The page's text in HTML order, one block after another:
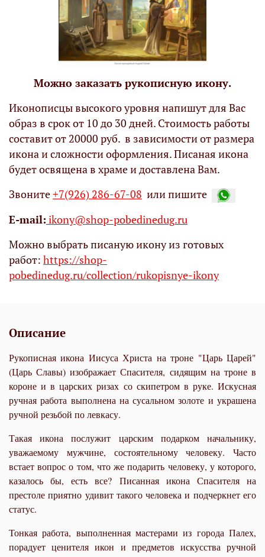
Можно заказать рукописную икону.
Иконописцы высокого уровня напишут для Вас
образ в срок от 10 до 30 дней. Стоимость работы
составит от 20000 руб. в зависимости от размера
икона и сложности оформления. Писаная икона
будет освящена в храме и доставлена Вам.
Звоните+7(926) 286-67-08 или пишите
Е-mail: ikony@shop-pobedinedug.ru
Можно выбрать писаную икону из готовых
работ: https://shop-
pobedinedug.ru/collection/rukopisnye-ikony
Описание
Рукописная икона Иисуса Христа на троне "Царь Царей"
(Царь Славы) изображает Спасителя, сидящим на троне в
короне и в царских ризах со скипетром в руке. Искусная
ручная работа выполнена на сусальном золоте и украшена
ручной резьбой по левкасу.
Такая икона послужит царским подарком начальнику,
уважаемому мужчине, состоятельному человеку. Часто
встает вопрос о том, что же подарить человеку, у которого,
казалось бы, есть все? Писанная икона Спасителя на
престоле приятно удивит такого человека и подчеркнет его
статус.
Тонкая работа, выполненная мастерами из города Палех,
порадует ценителя икон и предметов искусства ручной